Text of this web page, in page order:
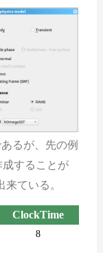
るが、先の例
成することが
ている。
ClockTime
8